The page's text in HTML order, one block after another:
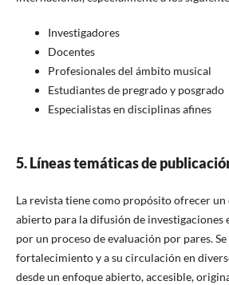
Investigadores
Docentes
Profesionales del ámbito musical
Estudiantes de pregrado y posgrado
Especialistas en disciplinas afines
5. Líneas temáticas de
La revista tiene como propósito ofrecer un
abierto para la difusión de investigaciones
por un proceso de evaluación por pares.
fortalecimiento y a su circulación en
desde un enfoque abierto, accesible,